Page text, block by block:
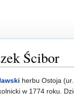
Ścibor
herbu Ostoja
w 1774 roku.